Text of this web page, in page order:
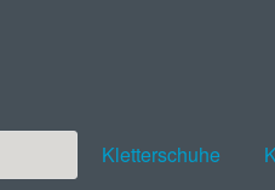
Kletterschuhe